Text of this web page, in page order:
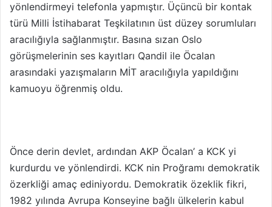
yönlendirmeyi telefonla yapmıştır. Üçüncü bir kontak
türü Milli İstihabarat Teşkilatının üst düzey sorumluları
aracılığıyla sağlanmıştır. Basına sızan Oslo
görüşmelerinin ses kayıtları Qandil ile Öcalan
arasındaki yazışmaların MİT aracılığıyla yapıldığını
kamuoyu öğrenmiş oldu.
Önce derin devlet, ardından AKP Öcalan’ a KCK yi
kurdurdu ve yönlendirdi. KCK nin Proğramı demokratik
özerkliği amaç ediniyordu. Demokratik özeklik fikri,
1982 yılında Avrupa Konseyine bağlı ülkelerin kabul